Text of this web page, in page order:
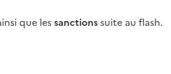
que lessanctionssuite au flash.